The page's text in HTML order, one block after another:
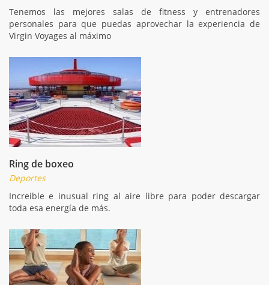
Tenemos las mejores salas de fitness y entrenadores
personales para que puedas aprovechar la experiencia de
Virgin Voyages al máximo
Ring de boxeo
Deportes
Increible e inusual ring al aire libre para poder descargar
toda esa energía de más.